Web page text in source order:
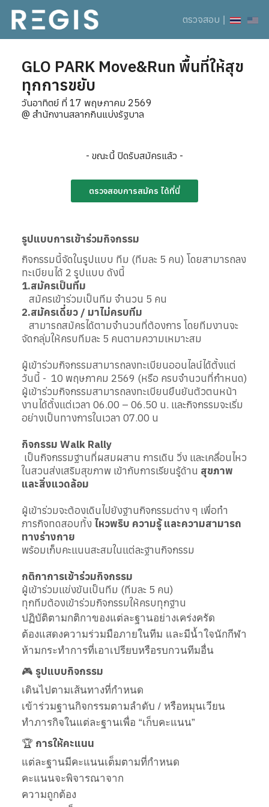
ตรวจสอบ
GLO PARK Move&Run พื้นที่ให้สุข
ทุกการขยับ
วันอาทิตย์ ที่ 17 พฤษภาคม 2569
@ สำนักงานสลากกินแบ่งรัฐบาล
- ขณะนี้ ปิดรับสมัครแล้ว -
ตรวจสอบการสมัคร ได้ที่นี่
รูปแบบการเข้าร่วมกิจกรรม
กิจกรรมนี้จัดในรูปแบบ ทีม (ทีมละ 5 คน) โดยสามารถลง
ทะเบียนได้ 2 รูปแบบ ดังนี้
1.สมัครเป็นทีม
สมัครเข้าร่วมเป็นทีม จำนวน 5 คน
2.สมัครเดี่ยว / มาไม่ครบทีม
สามารถสมัครได้ตามจำนวนที่ต้องการ โดยทีมงานจะ
จัดกลุ่มให้ครบทีมละ 5 คนตามความเหมาะสม
ผู้เข้าร่วมกิจกรรมสามารถลงทะเบียนออนไลน์ได้ตั้งแต่
วันนี้ - 10 พฤษภาคม 2569 (หรือ ครบจำนวนที่กำหนด)
ผู้เข้าร่วมกิจกรรมสามารถลงทะเบียนยืนยันตัวตนหน้า
งานได้ตั้งแต่เวลา 06.00 – 06.50 น. และกิจกรรมจะเริ่ม
อย่างเป็นทางการในเวลา 07.00 น
กิจกรรม Walk Rally
เป็นกิจกรรมฐานที่ผสมผสาน การเดิน วิ่ง และเคลื่อนไหว
ในสวนส่งเสริมสุขภาพ เข้ากับการเรียนรู้ด้าน สุขภาพ
และสิ่งแวดล้อม
ผู้เข้าร่วมจะต้องเดินไปยังฐานกิจกรรมต่าง ๆ เพื่อทำ
ภารกิจทดสอบทั้ง ไหวพริบ ความรู้ และความสามารถ
ทางร่างกาย
พร้อมเก็บคะแนนสะสมในแต่ละฐานกิจกรรม
กติกาการเข้าร่วมกิจกรรม
ผู้เข้าร่วมแข่งขันเป็นทีม (ทีมละ 5 คน)
ทุกทีมต้องเข้าร่วมกิจกรรมให้ครบทุกฐาน
ปฏิบัติตามกติกาของแต่ละฐานอย่างเคร่งครัด
ต้องแสดงความร่วมมือภายในทีม และมีน้ำใจนักกีฬา
ห้ามกระทำการที่เอาเปรียบหรือรบกวนทีมอื่น
🎮 รูปแบบกิจกรรม
เดินไปตามเส้นทางที่กำหนด
เข้าร่วมฐานกิจกรรมตามลำดับ / หรือหมุนเวียน
ทำภารกิจในแต่ละฐานเพื่อ “เก็บคะแนน”
🏆 การให้คะแนน
แต่ละฐานมีคะแนนเต็มตามที่กำหนด
คะแนนจะพิจารณาจาก
ความถูกต้อง